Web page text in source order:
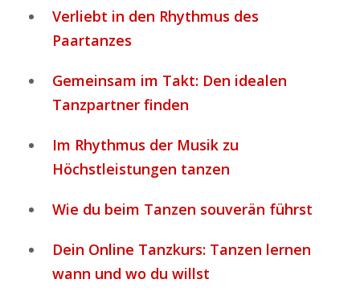
Verliebt in den Rhythmus des
Paartanzes
Gemeinsam im Takt: Den idealen
Tanzpartner finden
Im Rhythmus der Musik zu
Höchstleistungen tanzen
Wie du beim Tanzen souverän führst
Dein Online Tanzkurs: Tanzen lernen
wann und wo du willst